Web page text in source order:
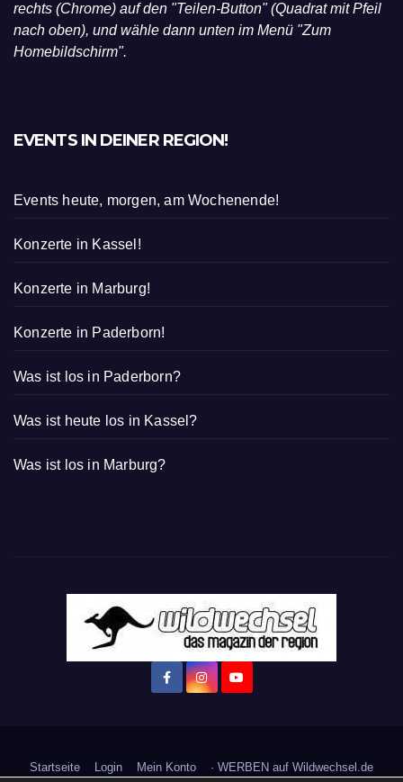
rechts (Chrome) auf den "Teilen-Button" (Quadrat mit Pfeil
nach oben), und wähle dann unten im Menü "Zum
Homebildschirm".
EVENTS IN DEINER REGION!
Events heute, morgen, am Wochenende!
Konzerte in Kassel!
Konzerte in Marburg!
Konzerte in Paderborn!
Was ist los in Paderborn?
Was ist heute los in Kassel?
Was ist los in Marburg?
Startseite Login Mein Konto · WERBEN auf Wildwechsel.de